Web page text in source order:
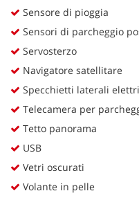
Sensore di pioggia
Sensori di parcheggio
Servosterzo
Navigatore satellitare
Specchietti laterali
Telecamera per
Tetto panorama
USB
Vetri oscurati
Volante in pelle